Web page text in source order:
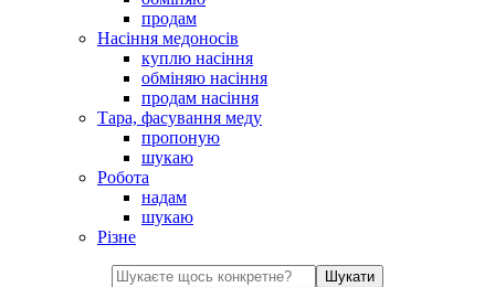
продам
Насіння медоносів
куплю насіння
обміняю насіння
продам насіння
Тара, фасування меду
пропоную
шукаю
Робота
надам
шукаю
Різне
Шукати